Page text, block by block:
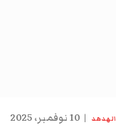
الهدهد 10 نوفمبر، 2025